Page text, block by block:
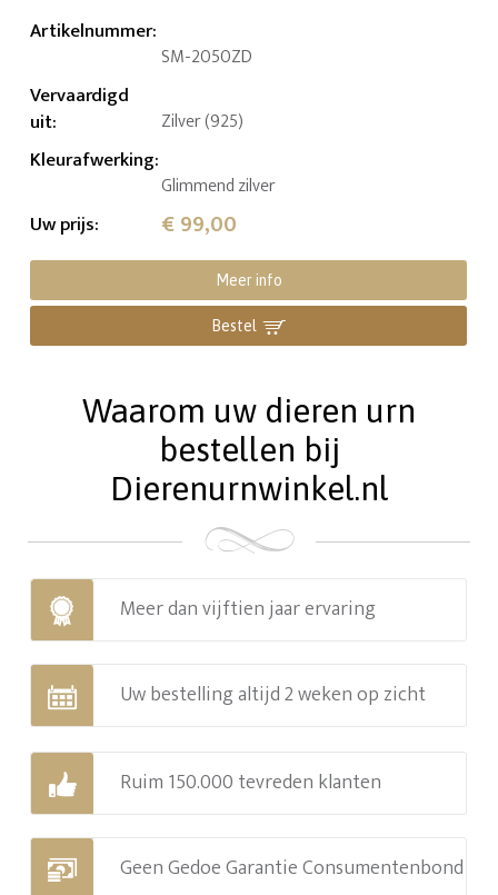
Artikelnummer:
SM-2050ZD
Vervaardigd
uit: Zilver (925)
Kleurafwerking:
Glimmend zilver
Uw prijs: € 99,00
Meer info
Bestel
Waarom uw dieren urn
bestellen bij
Dierenurnwinkel.nl
Meer dan vijftien jaar ervaring
Uw bestelling altijd 2 weken op zicht
Ruim 150.000 tevreden klanten
Geen Gedoe Garantie Consumentenbond